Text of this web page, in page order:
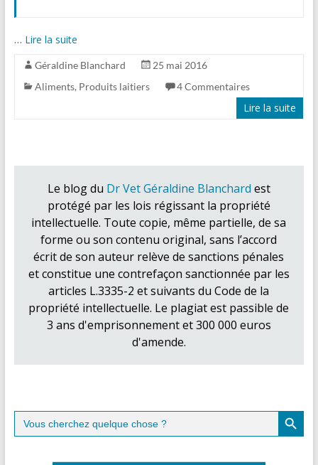
… Lire la suite
Géraldine Blanchard
25 mai 2016
Aliments, Produits laitiers 4 Commentaires
Lire la suite
Le blog du Dr Vet Géraldine Blanchard est
protégé par les lois régissant la propriété
intellectuelle. Toute copie, même partielle, de sa
forme ou son contenu original, sans l’accord
écrit de son auteur relève de sanctions pénales
et constitue une contrefaçon sanctionnée par les
articles L.3335-2 et suivants du Code de la
propriété intellectuelle. Le plagiat est passible de
3 ans d'emprisonnement et 300 000 euros
d'amende.
Search
for:
Search Button